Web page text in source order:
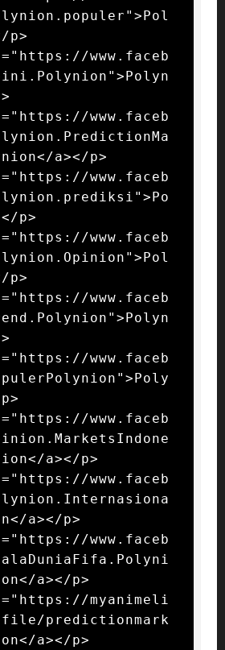
p>
www.faceb
www.faceb
a></p>
www.faceb
p>
www.faceb
p>
www.faceb
www.faceb
www.faceb
a></p>
www.faceb
a></p>
www.faceb
a></p>
myanimeli
predictionmark
a></p>